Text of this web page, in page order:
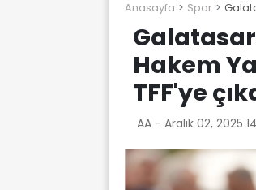
Anasayfa Spor
Hakem
TFF'ye
AA - Aralık 02, 2025